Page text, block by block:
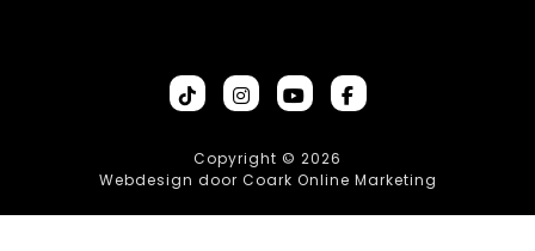
Copyright © 2026
Webdesign door Coark Online Marketing